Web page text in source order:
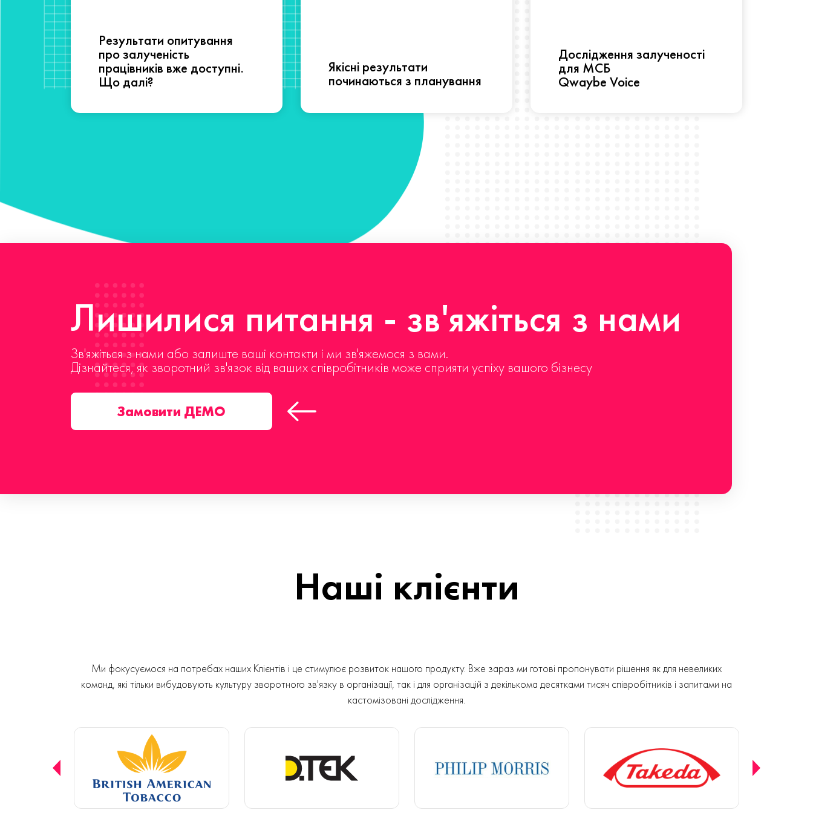
Результати опитування
про залученість
працівників вже доступні.
Що далі?
Якісні результати
починаються з планування
Дослідження залученості
для МСБ
Qwaybe Voice
Лишилися питання - зв'яжіться з нами
Зв'яжіться з нами або залиште ваші контакти і ми зв'яжемося з вами.
Дізнайтеся, як зворотний зв'язок від ваших співробітників може сприяти успіху вашого бізнесу
Замовити ДЕМО
Наші клієнти
Ми фокусуємося на потребах наших Клієнтів і це стимулює розвиток нашого продукту. Вже зараз ми готові пропонувати рішення як для невеликих
команд, які тільки вибудовують культуру зворотного зв'язку в організації, так і для організацій з декількома десятками тисяч співробітників і запитами на
кастомізовані дослідження.